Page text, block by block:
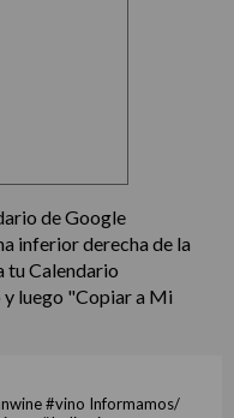
de Google
inferior derecha de la
tu Calendario
luego "Copiar a Mi
#vino Informamos/